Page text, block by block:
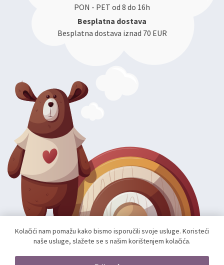
PON - PET od 8 do 16h
Besplatna dostava
Besplatna dostava iznad 70 EUR
Kolačići nam pomažu kako bismo isporučili svoje usluge. Koristeći
naše usluge, slažete se s našim korištenjem kolačića.